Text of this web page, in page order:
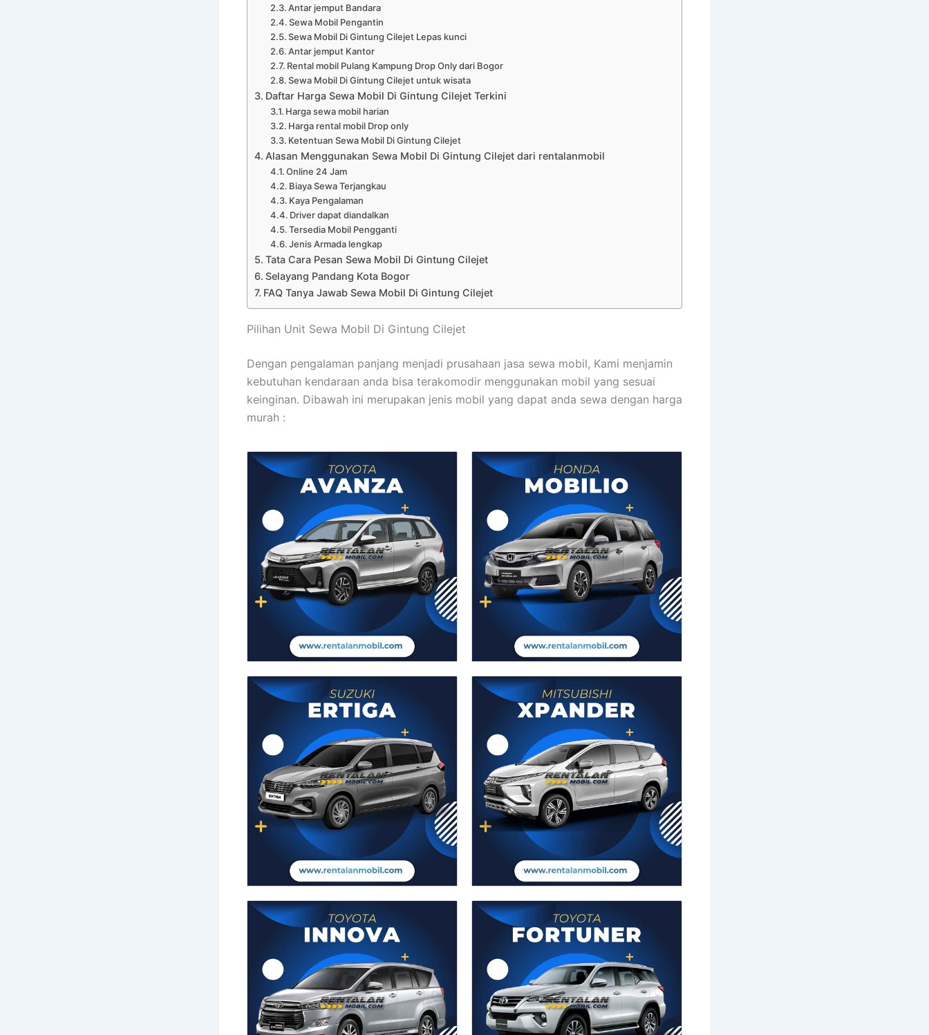
Antar jemput Bandara
Sewa Mobil Pengantin
Sewa Mobil Di Gintung Cilejet Lepas kunci
Antar jemput Kantor
Rental mobil Pulang Kampung Drop Only dari Bogor
Sewa Mobil Di Gintung Cilejet untuk wisata
Daftar Harga Sewa Mobil Di Gintung Cilejet Terkini
Harga sewa mobil harian
Harga rental mobil Drop only
Ketentuan Sewa Mobil Di Gintung Cilejet
Alasan Menggunakan Sewa Mobil Di Gintung Cilejet dari rentalanmobil
Online 24 Jam
Biaya Sewa Terjangkau
Kaya Pengalaman
Driver dapat diandalkan
Tersedia Mobil Pengganti
Jenis Armada lengkap
Tata Cara Pesan Sewa Mobil Di Gintung Cilejet
Selayang Pandang Kota Bogor
FAQ Tanya Jawab Sewa Mobil Di Gintung Cilejet
Pilihan Unit Sewa Mobil Di Gintung Cilejet
Dengan pengalaman panjang menjadi prusahaan jasa sewa mobil, Kami menjamin
kebutuhan kendaraan anda bisa terakomodir menggunakan mobil yang sesuai
keinginan. Dibawah ini merupakan jenis mobil yang dapat anda sewa dengan harga
murah :